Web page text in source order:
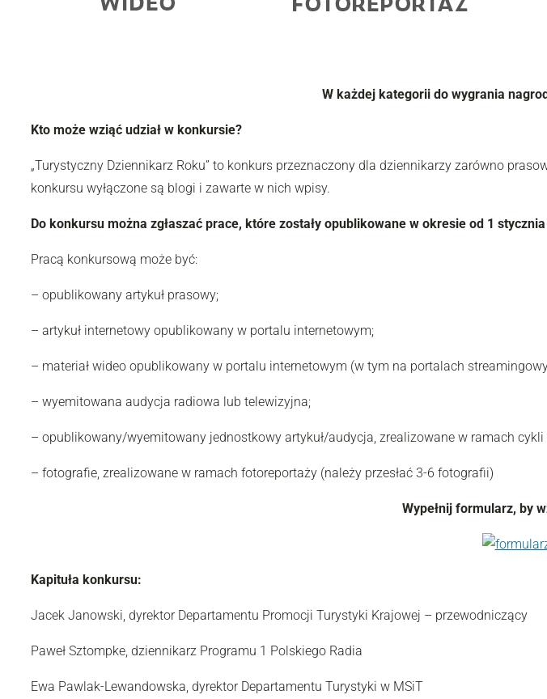
W każdej kategorii do wygrania
Kto może wziąć udział w konkursie?
„Turystyczny Dziennikarz Roku” to konkurs przeznaczony dla dziennikarzy zarówno
konkursu wyłączone są blogi i zawarte w nich wpisy.
Do konkursu można zgłaszać prace, które zostały opublikowane w okresie od 1
Pracą konkursową może być:
– opublikowany artykuł prasowy;
– artykuł internetowy opublikowany w portalu internetowym;
– materiał wideo opublikowany w portalu internetowym (w tym na portalach
– wyemitowana audycja radiowa lub telewizyjna;
– opublikowany/wyemitowany jednostkowy artykuł/audycja, zrealizowane w ramach cykli
– fotografie, zrealizowane w ramach fotoreportaży (należy przesłać 3-6 fotografii)
Wypełnij formularz, by
Kapituła konkursu:
Jacek Janowski, dyrektor Departamentu Promocji Turystyki Krajowej – przewodniczący
Paweł Sztompke, dziennikarz Programu 1 Polskiego Radia
Ewa Pawlak-Lewandowska, dyrektor Departamentu Turystyki w MSiT